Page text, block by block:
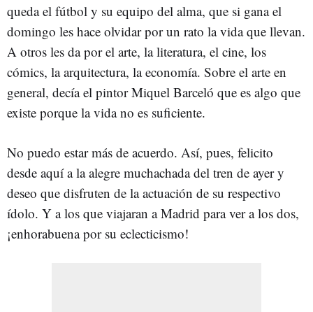
queda el fútbol y su equipo del alma, que si gana el
domingo les hace olvidar por un rato la vida que llevan.
A otros les da por el arte, la literatura, el cine, los
cómics, la arquitectura, la economía. Sobre el arte en
general, decía el pintor Miquel Barceló que es algo que
existe porque la vida no es suficiente.
No puedo estar más de acuerdo. Así, pues, felicito
desde aquí a la alegre muchachada del tren de ayer y
deseo que disfruten de la actuación de su respectivo
ídolo. Y a los que viajaran a Madrid para ver a los dos,
¡enhorabuena por su eclecticismo!